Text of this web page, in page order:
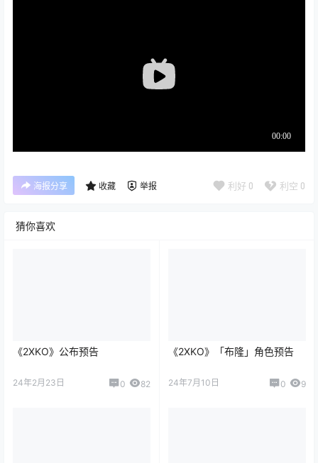
海报分享 收藏 举报 利好 0 利空 0
猜你喜欢
《2XKO》公布预告
24年2月23日 0 82
《2XKO》「布隆」角色预告
24年7月10日 0 9